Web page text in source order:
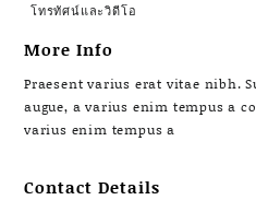
โทรทัศน์และวิดีโอ
More Info
Praesent varius erat vitae nibh.
augue, a varius enim tempus a
varius enim tempus a
Contact Details